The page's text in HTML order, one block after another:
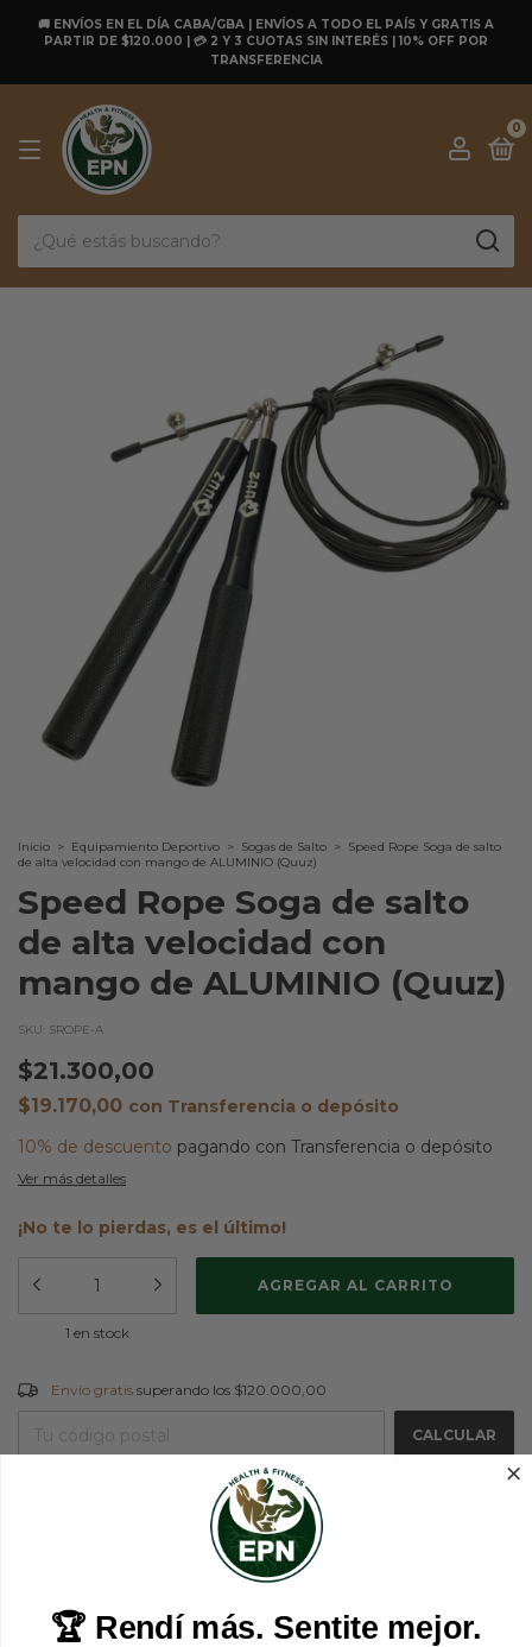
🚚 ENVÍOS EN EL DÍA CABA/GBA | ENVÍOS A TODO EL PAÍS Y GRATIS A
PARTIR DE $120.000 | 💳 2 Y 3 CUOTAS SIN INTERÉS | 10% OFF POR
TRANSFERENCIA
0
Inicio > Equipamiento Deportivo > Sogas de Salto > Speed Rope Soga de salto
de alta velocidad con mango de ALUMINIO (Quuz)
Speed Rope Soga de salto
de alta velocidad con
mango de ALUMINIO (Quuz)
SKU: SROPE-A
$21.300,00
$19.170,00 con Transferencia o depósito
10% de descuento pagando con Transferencia o depósito
Ver más detalles
¡No te lo pierdas, es el último!
1 en stock
Envío gratis $120.000,00
CAMBIAR CP
Envío gratis superando los $120.000,00
CALCULAR
EPN Store - Av. Ángel T. de Alvear 2592 Ruta 202, B1611
atención: Lunes a Viernes de 9.30 a 20hs y Sábados de
10 a 16hs
🏆 Rendí más. Sentite mejor.